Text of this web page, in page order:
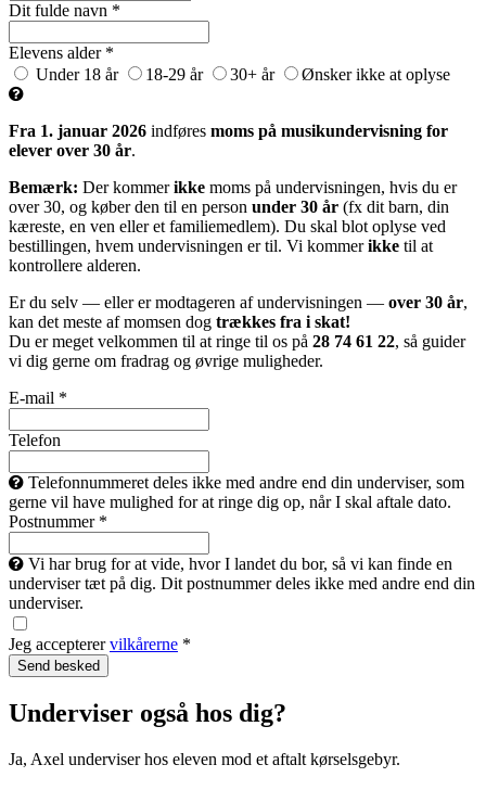
Dit fulde navn *
Elevens alder *
Under 18 år
18-29 år 30+ år Ønsker ikke at oplyse
Fra 1. januar 2026 indføres moms på musikundervisning for
elever over 30 år.
Bemærk: Der kommerikke moms på undervisningen, hvis du er
over 30, og køber den til en person under 30 år (fx dit barn, din
kæreste, en ven eller et familiemedlem). Du skal blot oplyse ved
bestillingen, hvem undervisningen er til. Vi kommerikke til at
kontrollere alderen.
Er du selv — eller er modtageren af undervisningen — over 30 år,
kan det meste af momsen dog trækkes fra i skat!
Du er meget velkommen til at ringe til os på 28 74 61 22, så guider
vi dig gerne om fradrag og øvrige muligheder.
E-mail *
Telefon
Telefonnummeret deles ikke med andre end din underviser, som
gerne vil have mulighed for at ringe dig op, når I skal aftale dato.
Postnummer *
Vi har brug for at vide, hvor I landet du bor, så vi kan finde en
underviser tæt på dig. Dit postnummer deles ikke med andre end din
underviser.
Jeg accepterervilkårerne *
Underviser også hos dig?
Ja, Axel underviser hos eleven mod et aftalt kørselsgebyr.